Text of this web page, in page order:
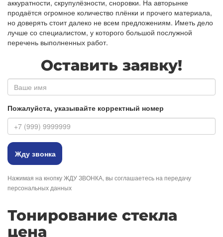
аккуратности, скрупулёзности, сноровки. На авторынке
продаётся огромное количество плёнки и прочего материала,
но доверять стоит далеко не всем предложениям. Иметь дело
лучше со специалистом, у которого большой послужной
перечень выполненных работ.
Оставить заявку!
Имя
Пожалуйста, указывайте корректный номер
Номер
телефона
Нажимая на кнопку ЖДУ ЗВОНКА, вы соглашаетесь на передачу
персональных данных
Тонирование стекла
цена